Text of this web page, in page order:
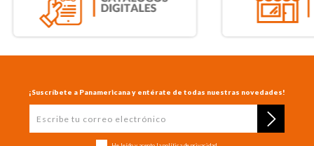
¡Suscríbete a Panamericana y entérate de todas nuestras novedades!